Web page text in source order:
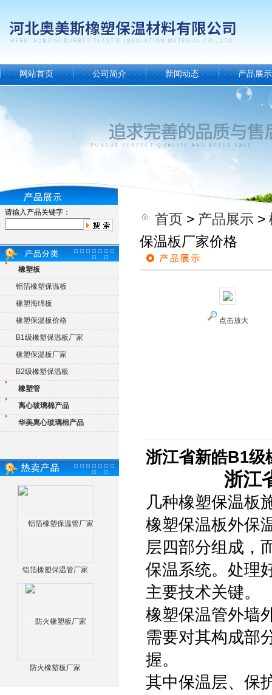
网站首页 公司简介 新闻动态 产品展示
请输入产品关键字：
橡塑板
铝箔橡塑保温板
橡塑海绵板
橡塑保温板价格
B1级橡塑保温板厂家
橡塑保温板厂家
B2级橡塑保温板
橡塑管
离心玻璃棉产品
华美离心玻璃棉产品
铝箔橡塑保温管厂家
防火橡塑板厂家
首页 > 产品展示 >
保温板厂家价格
点击放大
浙江省新皓B1级
浙江
几种橡塑保温板
橡塑保温板外保
层四部分组成，
保温系统。处理
主要技术关键。
橡塑保温管外墙
需要对其构成部
握。
其中保温层、保